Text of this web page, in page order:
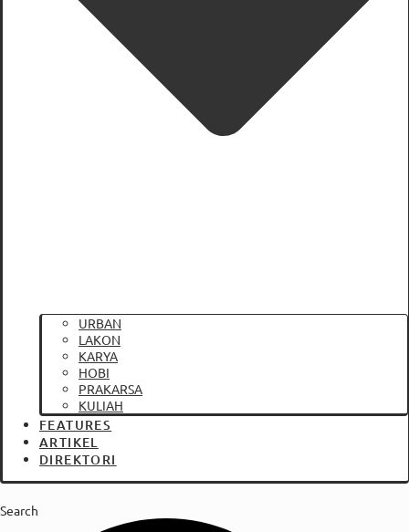
URBAN
LAKON
KARYA
HOBI
PRAKARSA
KULIAH
FEATURES
ARTIKEL
DIREKTORI
Search